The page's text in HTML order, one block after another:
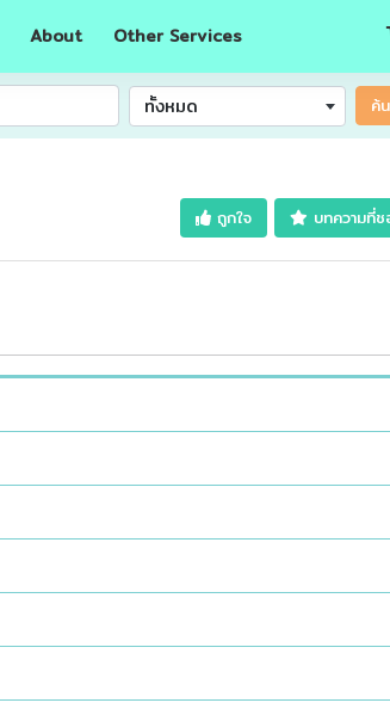
About Other Services
ทั้งหมด ค้
ถูกใจ บทความที่ช